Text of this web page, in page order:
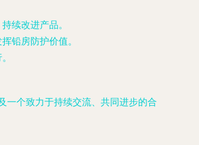
续改进产品。
铅房防护价值。
一个致力于持续交流、共同进步的合